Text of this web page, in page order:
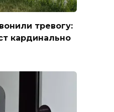
тревогу:
кардинально